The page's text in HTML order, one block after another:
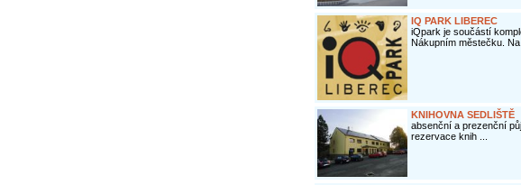
IQ PARK LIBEREC
iQpark je součástí
Nákupním městečku. Na
KNIHOVNA SEDLIŠTĚ
absenční a prezenční
rezervace knih ...